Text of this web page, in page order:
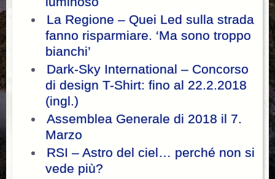
La Regione – Quei Led sulla strada
fanno risparmiare. ‘Ma sono troppo
bianchi’
Dark-Sky International – Concorso
di design T-Shirt: fino al 22.2.2018
(ingl.)
Assemblea Generale di 2018 il 7.
Marzo
RSI – Astro del ciel… perché non si
vede più?